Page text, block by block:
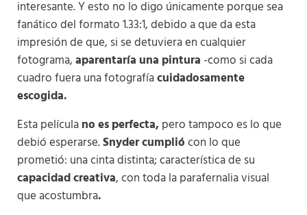
interesante. Y esto no lo digo únicamente porque sea
fanático del formato 1.33:1, debido a que da esta
impresión de que, si se detuviera en cualquier
fotograma,aparentaría una pintura -como si cada
cuadro fuera una fotografíacuidadosamente
escogida.
Esta películano es perfecta, pero tampoco es lo que
debió esperarse.Snyder cumpliócon lo que
prometió: una cinta distinta; característica de su
capacidad creativa, con toda la parafernalia visual
que acostumbra.